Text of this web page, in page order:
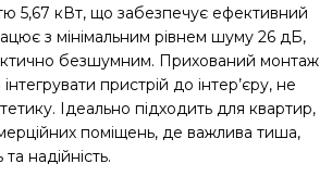
5,67 кВт, що забезпечує ефективний
з мінімальним рівнем шуму 26 дБ,
безшумним. Прихований монтаж
пристрій до інтер’єру, не
Ідеально підходить для квартир,
поміщень, де важлива тиша,
надійність.